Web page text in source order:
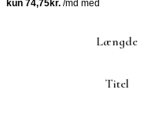
Længde
Titel